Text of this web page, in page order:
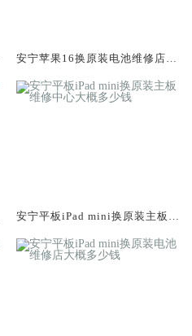
安宁苹果16换原装电池维修店大
安宁平板iPad mini换原装主板维